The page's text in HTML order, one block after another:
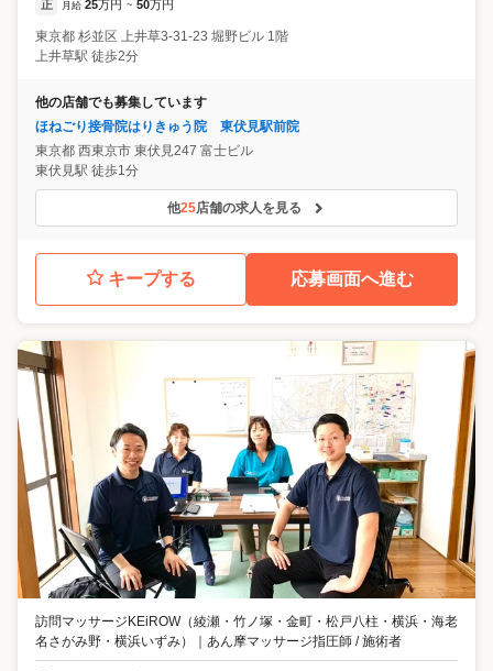
正 月給 25万円 ~ 50万円
東京都 杉並区 上井草3-31-23 堀野ビル 1階
上井草駅 徒歩2分
他の店舗でも募集しています
ほねごり接骨院はりきゅう院 東伏見駅前院
東京都 西東京市 東伏見247 富士ビル
東伏見駅 徒歩1分
他25店舗の求人を見る
キープする 応募画面へ進む
訪問マッサージKEiROW（綾瀬・竹ノ塚・金町・松戸八柱・横浜・海老
名さがみ野・横浜いずみ）
あん摩マッサージ指圧師 / 施術者